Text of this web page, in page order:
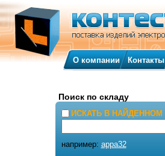
О компании Контакты
Поиск по складу
ИСКАТЬ В НАЙДЕННОМ
например: appa32